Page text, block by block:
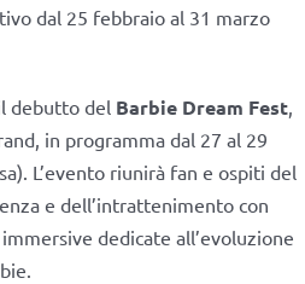
dal 25 febbraio al 31 marzo
debutto del Barbie Dream Fest,
in programma dal 27 al 29
L’evento riunirà fan e ospiti del
e dell’intrattenimento con
dedicate all’evoluzione